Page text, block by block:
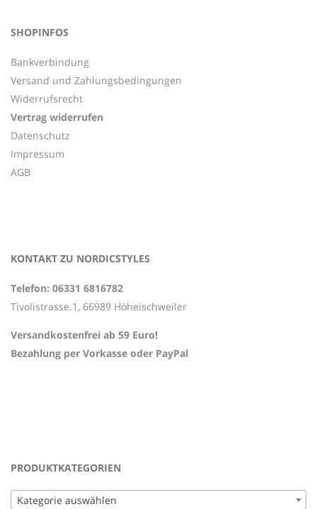
SHOPINFOS
Bankverbindung
Versand und Zahlungsbedingungen
Widerrufsrecht
Vertrag widerrufen
Datenschutz
Impressum
AGB
KONTAKT ZU NORDICSTYLES
Telefon: 06331 6816782
Tivolistrasse.1, 66989 Höheischweiler
Versandkostenfrei ab 59 Euro!
Bezahlung per Vorkasse oder PayPal
PRODUKTKATEGORIEN
Kategorie auswählen